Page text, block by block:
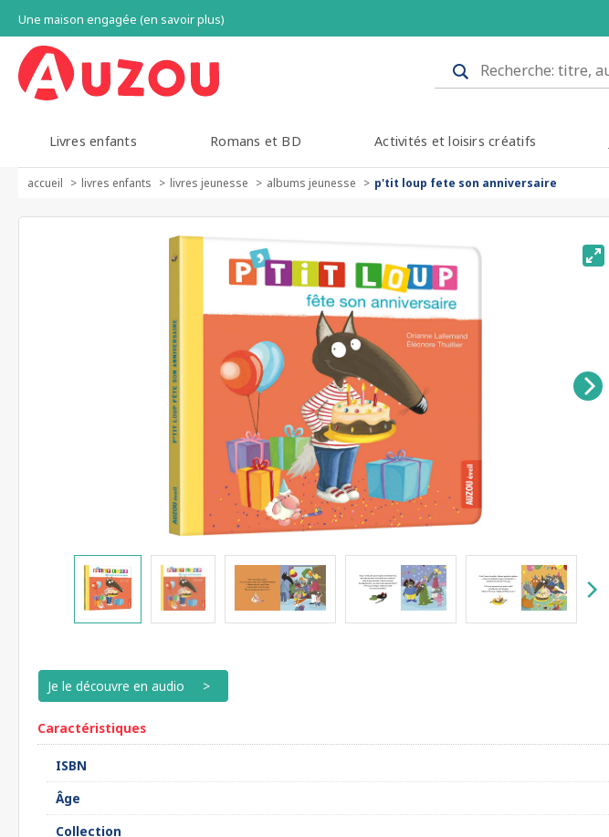
Une maison engagée (en savoir plus)
Livres enfants Romans et BD Activités et loisirs créatifs
accueil livres enfants livres jeunesse albums jeunesse p'tit loup fete son anniversaire
Je le découvre en audio
Caractéristiques
ISBN
Âge
Collection